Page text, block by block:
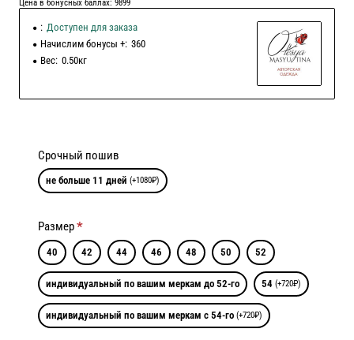
Цена в бонусных баллах: 9899
: Доступен для заказа
Начислим бонусы +: 360
Вес: 0.50кг
Срочный пошив
не больше 11 дней (+1080₽)
Размер
40 42 44 46 48 50 52
индивидуальный по вашим меркам до 52-го 54 (+720₽)
индивидуальный по вашим меркам с 54-го (+720₽)